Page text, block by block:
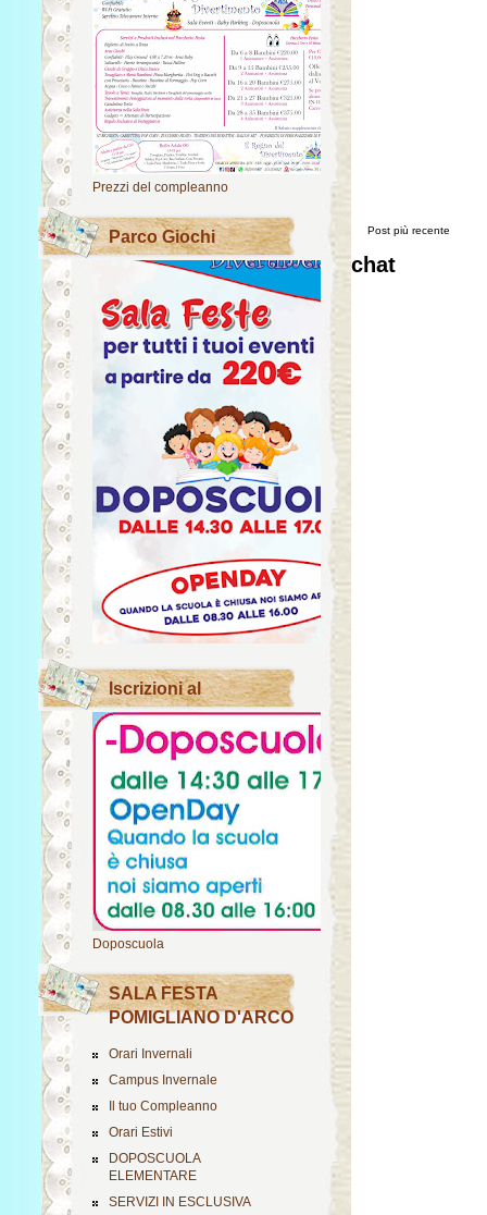
Prezzi del compleanno
Parco Giochi
Iscrizioni al
Doposcuola
SALA FESTA
POMIGLIANO D'ARCO
Orari Invernali
Campus Invernale
Il tuo Compleanno
Orari Estivi
DOPOSCUOLA
ELEMENTARE
SERVIZI IN ESCLUSIVA
Post più recente
chat